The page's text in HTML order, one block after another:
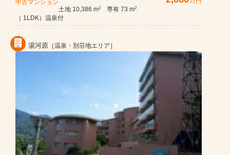
中古マンション
土地 10,386 m2 専有 73 m2
（ 1LDK）温泉付
湯河原 ［温泉・別荘地エリア］